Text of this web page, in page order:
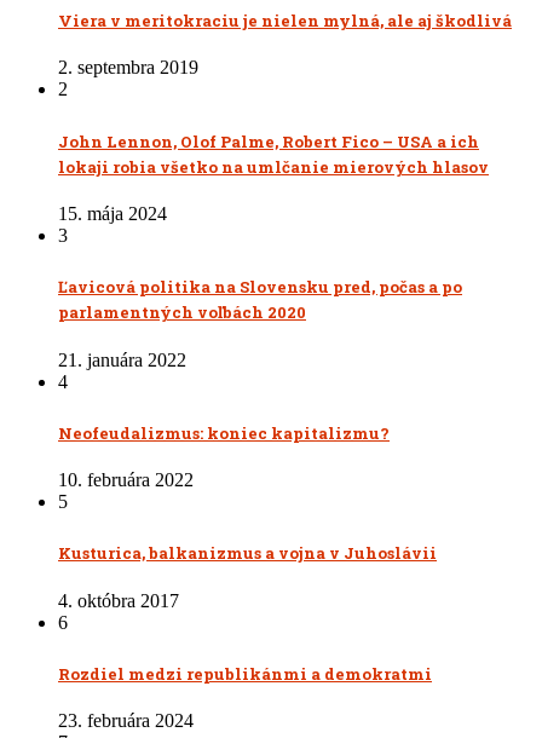
Viera v meritokraciu je nielen mylná, ale aj škodlivá
2. septembra 2019
2
John Lennon, Olof Palme, Robert Fico – USA a ich
lokaji robia všetko na umlčanie mierových hlasov
15. mája 2024
3
Ľavicová politika na Slovensku pred, počas a po
parlamentných voľbách 2020
21. januára 2022
4
Neofeudalizmus: koniec kapitalizmu?
10. februára 2022
5
Kusturica, balkanizmus a vojna v Juhoslávii
4. októbra 2017
6
Rozdiel medzi republikánmi a demokratmi
23. februára 2024